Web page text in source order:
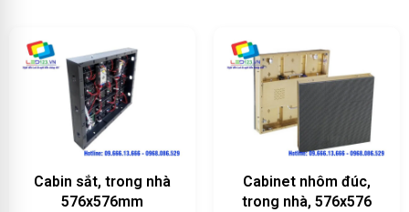
Cabin sắt, trong nhà
576x576mm
Cabinet nhôm đúc,
trong nhà, 576x576